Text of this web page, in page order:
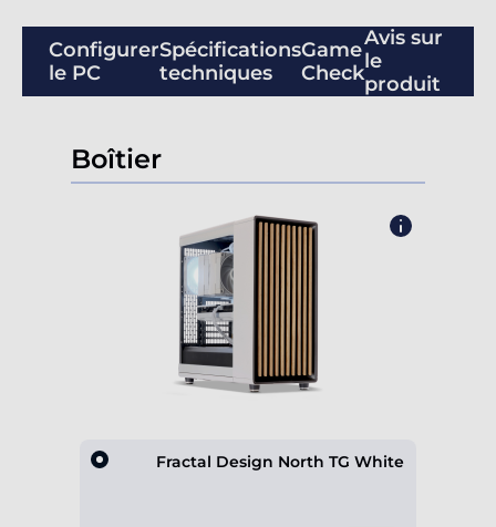
Configurer
le PC
Spécifications
techniques
Game
Check
Avis sur
le
produit
Boîtier
Fractal Design North TG White